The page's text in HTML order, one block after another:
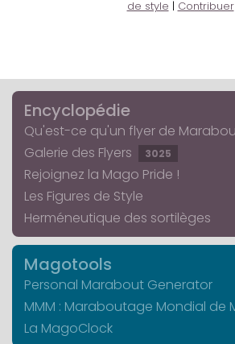
de style | Contribuer
Encyclopédie
Qu'est-ce qu'un flyer de
Galerie des Flyers
3025
Rejoignez la Mago Pride !
Les Figures de Style
Herméneutique des sortilèges
Magotools
Personal Marabout Generator
MMM : Maraboutage Mondial de
La MagoClock